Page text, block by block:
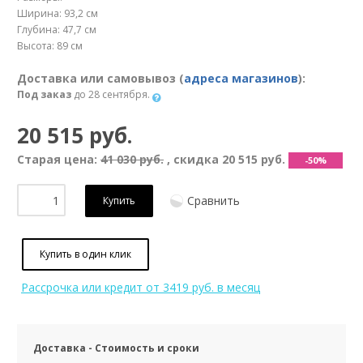
Ширина: 93,2 см
Глубина: 47,7 см
Высота: 89 см
Доставка или самовывоз (адреса магазинов):
Под заказ до 28 сентября.
20 515 руб.
Старая цена: 41 030 руб. , скидка 20 515 руб. -50%
Купить Сравнить
Купить в один клик
Рассрочка или кредит от 3419 руб. в месяц
Доставка - Стоимость и сроки